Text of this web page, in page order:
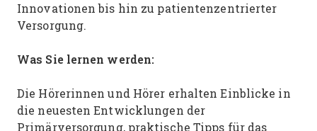
Innovationen bis hin zu patientenzentrierter
Versorgung.
Was Sie lernen werden:
Die Hörerinnen und Hörer erhalten Einblicke in
die neuesten Entwicklungen der
Primärversorgung, praktische Tipps für das